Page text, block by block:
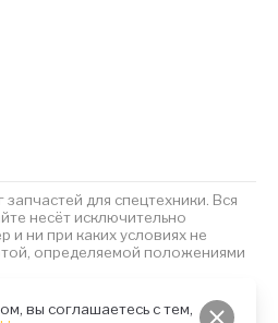
вы соглашаетесь с тем,
для спецтехники. Вся
несёт исключительно
ни при каких условиях не
определяемой положениями
данныхФайлы Cookies